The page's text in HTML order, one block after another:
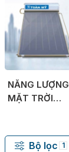
NĂNG LƯỢNG
MẶT TRỜI
Bộ lọc 1